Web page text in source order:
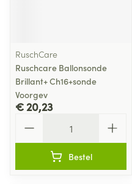
RuschCare
Ruschcare Ballonsonde
Brillant+ Ch16+sonde
Voorgev
€ 20,23
Bestel